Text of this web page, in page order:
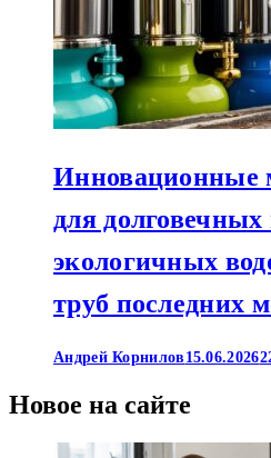
Инновационные
для долговечных
экологичных
труб последних
Андрей Корнилов 15.06.2026
Новое на сайте